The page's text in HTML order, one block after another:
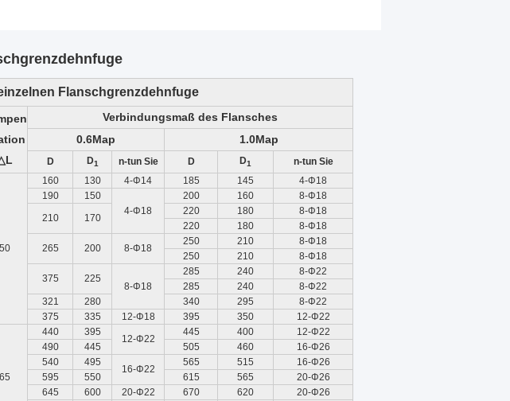
Flanschgrenzdehnfuge
Verbindungsmaß des Flansches
0.6Map
1.0Map
D D1 n-tun Sie D D1
n-tun Sie
50
160 130 4-Φ14 185 145
4-Φ18
190
150
4-Φ18
200 160
8-Φ18
210 170
220 180
8-Φ18
220 180
8-Φ18
265 200 8-Φ18
250 210
8-Φ18
250 210
8-Φ18
375 225
8-Φ18
285 240
8-Φ22
285 240
8-Φ22
321 280 340 295
8-Φ22
375 335 12-Φ18 395 350
12-Φ22
65
440 395
12-Φ22
445 400
12-Φ22
490 445 505 460
16-Φ26
540 495
16-Φ22
565 515
16-Φ26
595 550 615 565
20-Φ26
645 600 20-Φ22 670 620
20-Φ26